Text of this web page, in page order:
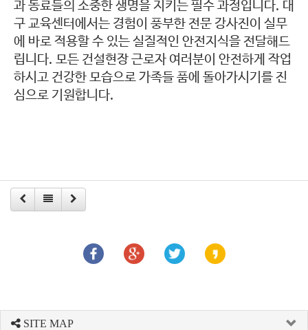
과 동료들의 소중한 생명을 지키는 필수 과정입니다. 대
구 교육센터에서는 경험이 풍부한 전문 강사진이 실무
에 바로 적용할 수 있는 실질적인 안전지식을 전달해드
립니다. 모든 건설현장 근로자 여러분이 안전하게 작업
하시고 건강한 모습으로 가족들 품에 돌아가시기를 진
심으로 기원합니다.
SITE MAP